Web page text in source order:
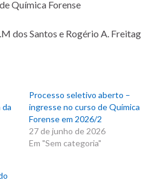
Química Forense
dos Santos e Rogério A. Freitag
Processo seletivo aberto –
ingresse no curso de Química
Forense em 2026/2
27 de junho de 2026
Em "Sem categoria"